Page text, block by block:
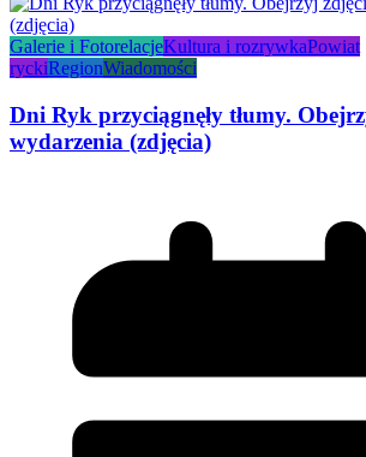
Galerie i FotorelacjeKultura i rozrywkaPowiat
ryckiRegionWiadomości
Dni Ryk przyciągnęły tłumy.
wydarzenia (zdjęcia)